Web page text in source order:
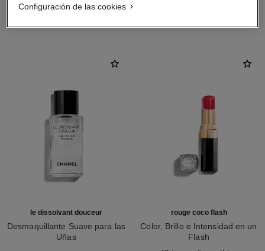
le dissolvant douceur
Desmaquillante Suave para las
Uñas
rouge coco flash
Color, Brillo e Intensidad en un
Flash
Configuración de las cookies